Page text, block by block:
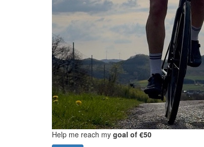
Help me reach my goal of €50